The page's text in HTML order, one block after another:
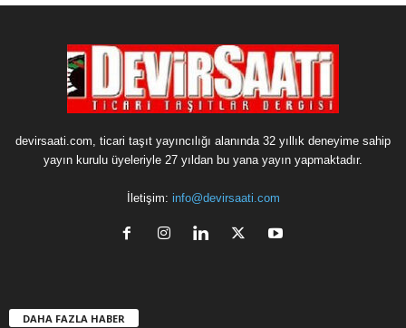
devirsaati.com, ticari taşıt yayıncılığı alanında 32 yıllık deneyime sahip
yayın kurulu üyeleriyle 27 yıldan bu yana yayın yapmaktadır.
İletişim: info@devirsaati.com
DAHA FAZLA HABER